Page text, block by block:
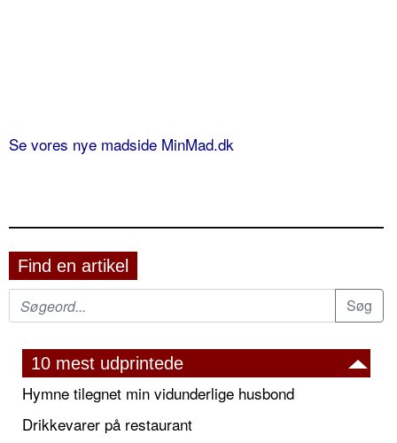
Se vores nye madside MinMad.dk
Find en artikel
10 mest udprintede
Hymne tilegnet min vidunderlige husbond
Drikkevarer på restaurant